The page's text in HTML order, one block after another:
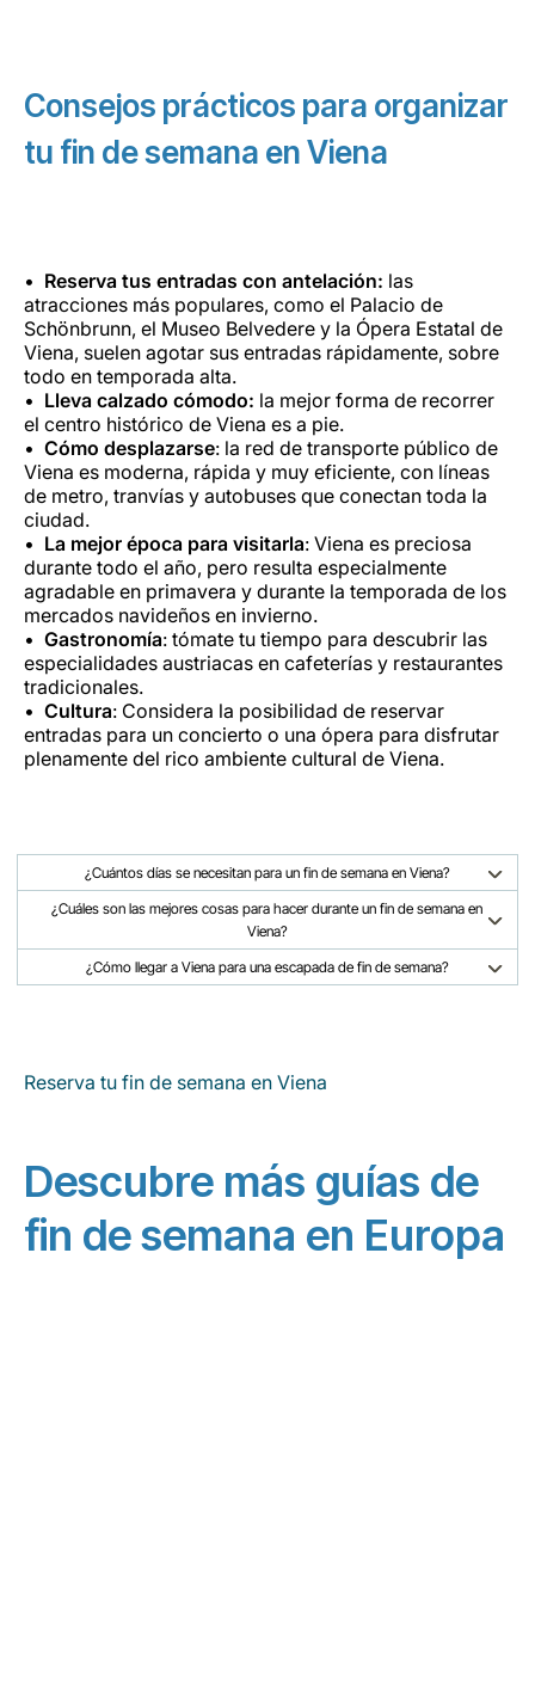
Consejos prácticos para organizar
tu fin de semana en Viena
Reserva tus entradas con antelación: las
atracciones más populares, como el Palacio de
Schönbrunn, el Museo Belvedere y la Ópera Estatal de
Viena, suelen agotar sus entradas rápidamente, sobre
todo en temporada alta.
Lleva calzado cómodo: la mejor forma de recorrer
el centro histórico de Viena es a pie.
Cómo desplazarse: la red de transporte público de
Viena es moderna, rápida y muy eficiente, con líneas
de metro, tranvías y autobuses que conectan toda la
ciudad.
La mejor época para visitarla: Viena es preciosa
durante todo el año, pero resulta especialmente
agradable en primavera y durante la temporada de los
mercados navideños en invierno.
Gastronomía: tómate tu tiempo para descubrir las
especialidades austriacas en cafeterías y restaurantes
tradicionales.
Cultura: Considera la posibilidad de reservar
entradas para un concierto o una ópera para disfrutar
plenamente del rico ambiente cultural de Viena.
¿Cuántos días se necesitan para un fin de semana en Viena?
¿Cuáles son las mejores cosas para hacer durante un fin de semana en
Viena?
¿Cómo llegar a Viena para una escapada de fin de semana?
Reserva tu fin de semana en Viena
Descubre más guías de
fin de semana en Europa